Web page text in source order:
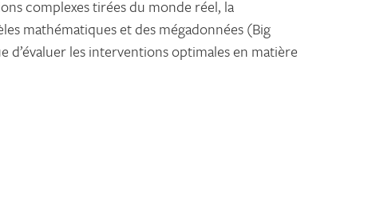
complexes tirées du monde réel, la
mathématiques et des mégadonnées (Big
d’évaluer les interventions optimales en matière